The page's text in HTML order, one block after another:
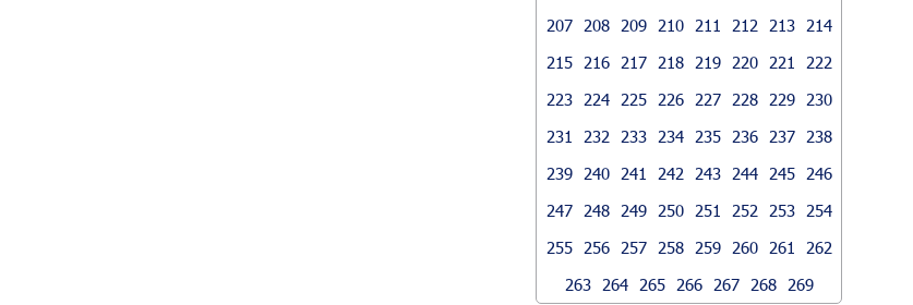
207
208 209 210 211 212 213
214
215
216 217 218 219 220 221
222
223
224 225 226 227 228 229
230
231
232 233 234 235 236 237
238
239
240 241 242 243 244 245
246
247
248 249 250 251 252 253
254
255
256 257 258 259 260 261
262
263
264 265 266 267 268 269